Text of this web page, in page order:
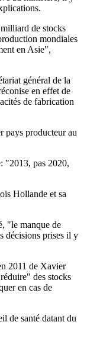
de stocks
mondiales
en Asie",
général de la
en effet de
de fabrication
pays producteur au
"2013, pas 2020,
Hollande et sa
"le manque de
décisions prises il y
2011 de Xavier
des stocks
en cas de
de santé datant du